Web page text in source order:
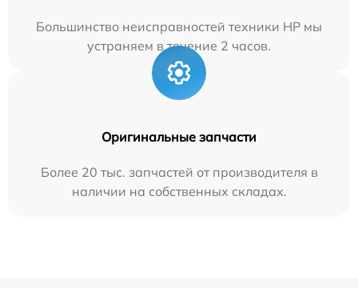
Большинство неисправностей техники HP мы
устраняем в течение 2 часов.
Оригинальные запчасти
Более 20 тыс. запчастей от производителя в
наличии на собственных складах.